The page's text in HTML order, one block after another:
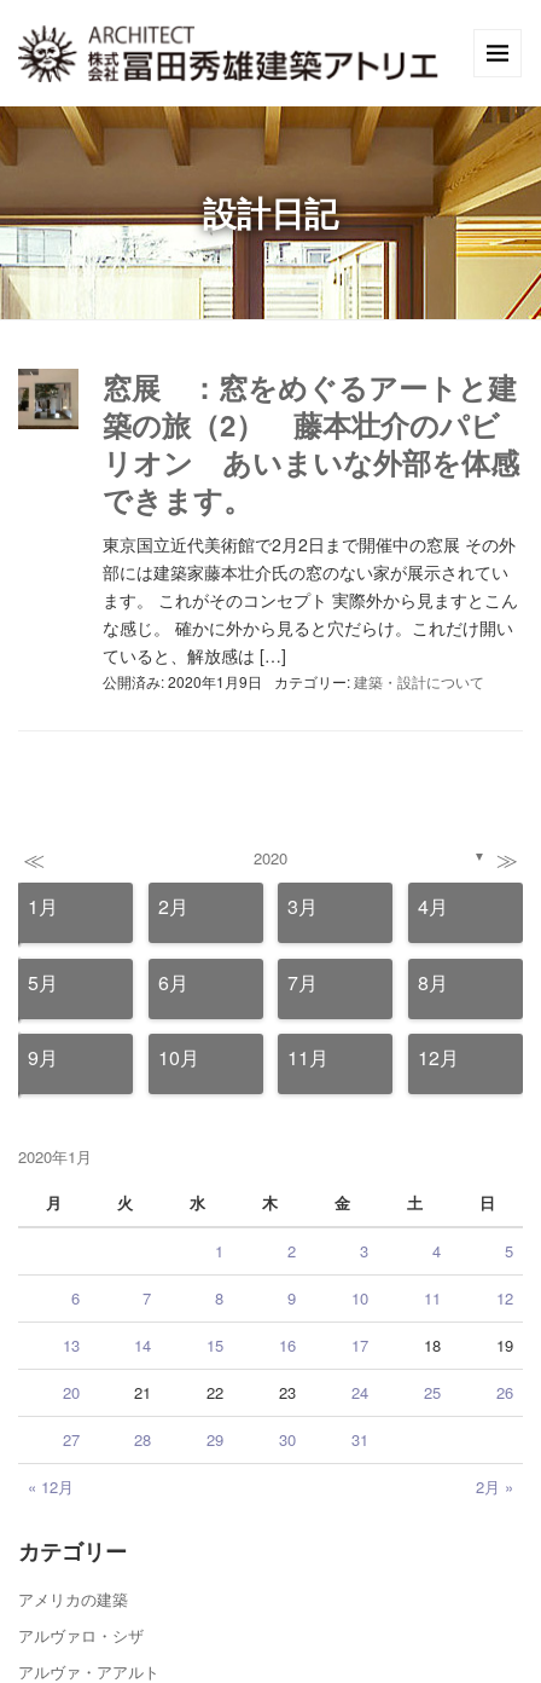
設計日記
窓展 ：窓をめぐるアートと建
築の旅（2） 藤本壮介のパビ
リオン あいまいな外部を体感
できます。
東京国立近代美術館で2月2日まで開催中の窓展 その外
部には建築家藤本壮介氏の窓のない家が展示されてい
ます。 これがそのコンセプト 実際外から見ますとこん
な感じ。 確かに外から見ると穴だらけ。これだけ開い
ていると、解放感は […]
公開済み: 2020年1月9日 カテゴリー:建築・設計について
≪ 2020 ▼ ≫
1月 2月 3月 4月
5月 6月 7月 8月
9月 10月 11月 12月
2020年1月
月
火 水 木 金 土 日
« 12月 2月 »
1 2 3 4 5
6 7 8 9 10 11 12
13 14 15 16 17 18 19
20 21 22 23 24 25 26
27 28 29 30 31
カテゴリー
アメリカの建築
アルヴァロ・シザ
アルヴァ・アアルト